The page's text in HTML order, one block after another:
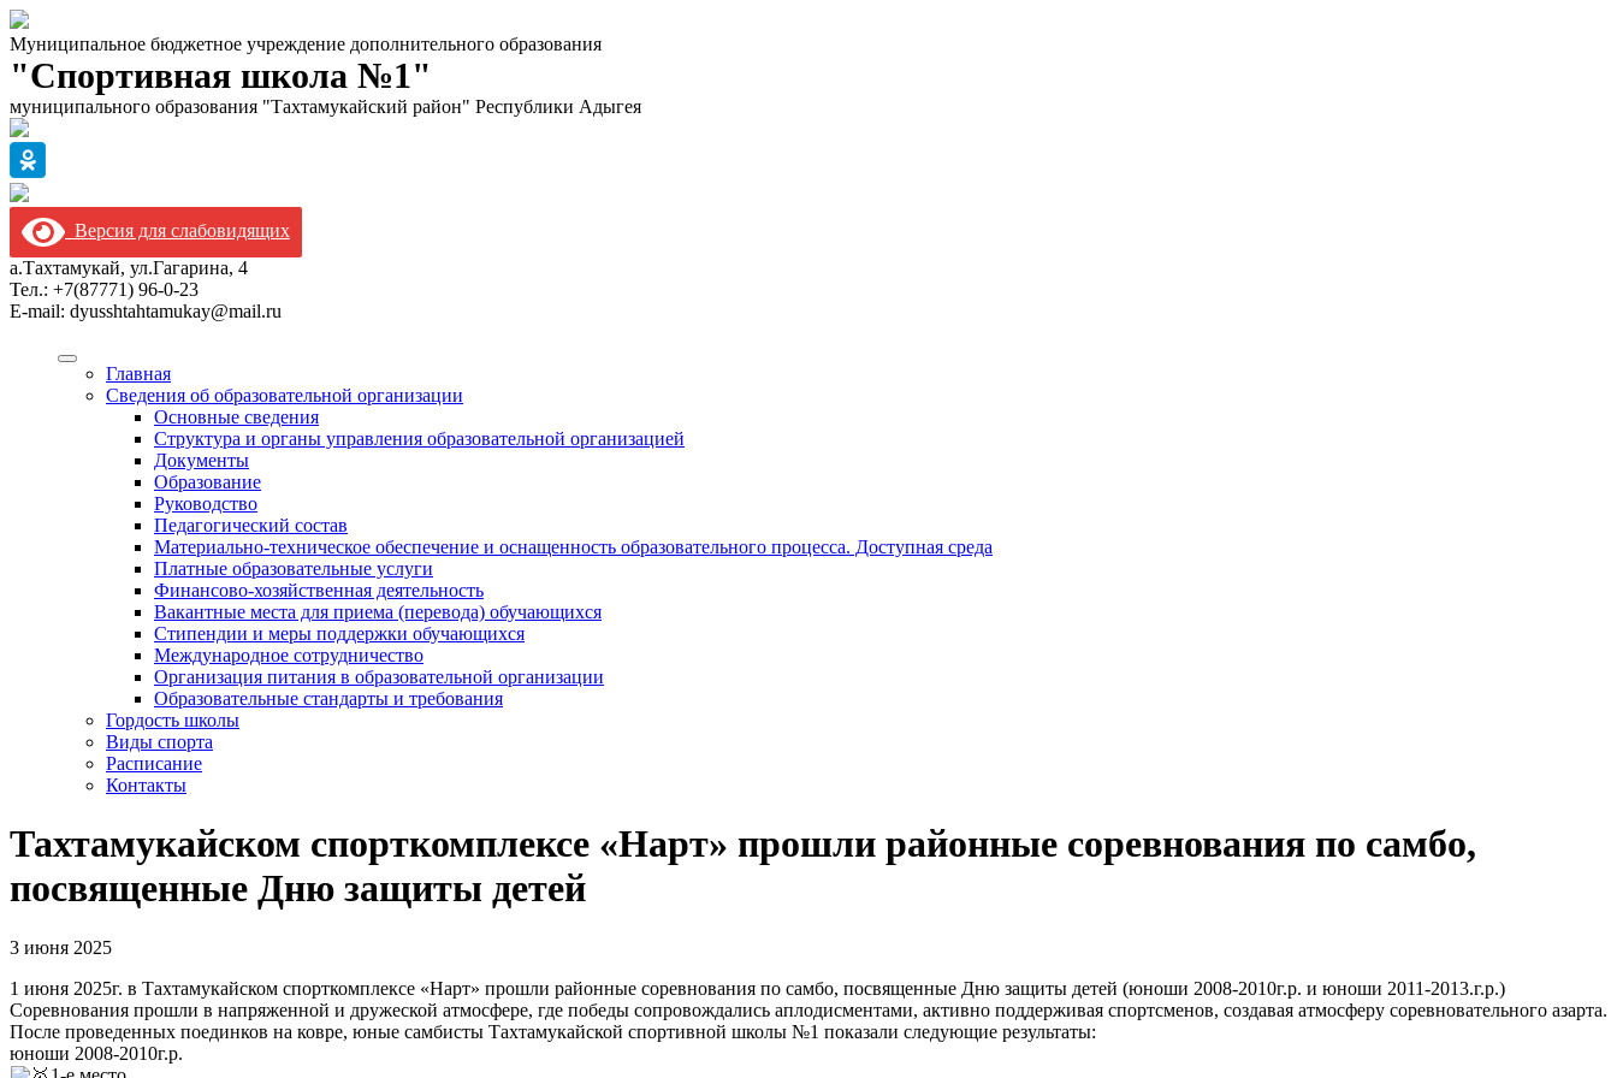
Муниципальное бюджетное учреждение дополнительного образования
"Спортивная школа №1"
муниципального образования "Тахтамукайский район" Республики Адыгея
Версия для слабовидящих
а.Тахтамукай, ул.Гагарина, 4
Тел.: +7(87771) 96-0-23
E-mail: dyusshtahtamukay@mail.ru
Главная
Сведения об образовательной организации
Основные сведения
Структура и органы управления образовательной организацией
Документы
Образование
Руководство
Педагогический состав
Материально-техническое обеспечение и оснащенность образовательного процесса. Доступная среда
Платные образовательные услуги
Финансово-хозяйственная деятельность
Вакантные места для приема (перевода) обучающихся
Стипендии и меры поддержки обучающихся
Международное сотрудничество
Организация питания в образовательной организации
Образовательные стандарты и требования
Гордость школы
Виды спорта
Расписание
Контакты
Тахтамукайском спорткомплексе «Нарт» прошли районные соревнования по самбо,
посвященные Дню защиты детей
3 июня 2025
1 июня 2025г. в Тахтамукайском спорткомплексе «Нарт» прошли районные соревнования по самбо, посвященные Дню защиты детей (юноши 2008-2010г.р. и юноши 2011-2013.г.р.)
Соревнования прошли в напряженной и дружеской атмосфере, где победы сопровождались аплодисментами, активно поддерживая спортсменов, создавая атмосферу соревновательного азарта.
После проведенных поединков на ковре, юные самбисты Тахтамукайской спортивной школы №1 показали следующие результаты:
юноши 2008-2010г.р.